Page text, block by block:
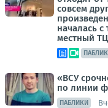
совсем
началась
местный ТЦ
«ВСУ
по линии
ПАБЛИКИ